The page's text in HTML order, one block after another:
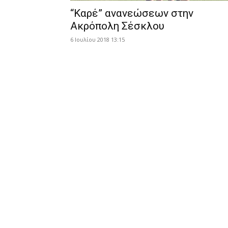
“Καρέ” ανανεώσεων στην
Ακρόπολη Σέσκλου
6 Ιουλίου 2018 13:15